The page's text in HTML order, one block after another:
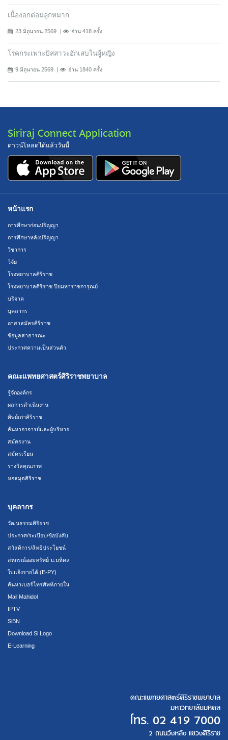
เนื้องอกต่อมลูกหมาก
23 มิถุนายน 2569 อ่าน 418 ครั้ง
โรคกระเพาะปัสสาวะอักเสบในผู้หญิง
9 มิถุนายน 2569 อ่าน 1840 ครั้ง
Siriraj Connect Application
ดาวน์โหลดได้แล้ววันนี้
หน้าแรก
การศึกษาก่อนปริญญา
การศึกษาหลังปริญญา
วิชาการ
วิจัย
โรงพยาบาลศิริราช
โรงพยาบาลศิริราช ปิยมหาราชการุณย์
บริจาค
บุคลากร
อาสาสมัครศิริราช
ข้อมูลสาธารณะ
ประกาศความเป็นส่วนตัว
คณะแพทยศาสตร์ศิริราชพยาบาล
รู้จักองค์กร
ผลการดำเนินงาน
ศิษย์เก่าศิริราช
ค้นหาอาจารย์และผู้บริหาร
สมัครงาน
สมัครเรียน
รางวัลคุณภาพ
หอสมุดศิริราช
บุคลากร
วัฒนธรรมศิริราช
ประกาศ/ระเบียบ/ข้อบังคับ
สวัสดิการ/สิทธิประโยชน์
สหกรณ์ออมทรัพย์ ม.มหิดล
ใบแจ้งรายได้ (E-PY)
ค้นหาเบอร์โทรศัพท์ภายใน
Mail Mahidol
IPTV
SiBN
Download Si Logo
E-Learning
คณะแพทยศาสตร์ศิริราชพยาบาล
มหาวิทยาลัยมหิดล
โทร. 02 419 7000
2 ถนนวังหลัง แขวงศิริราช